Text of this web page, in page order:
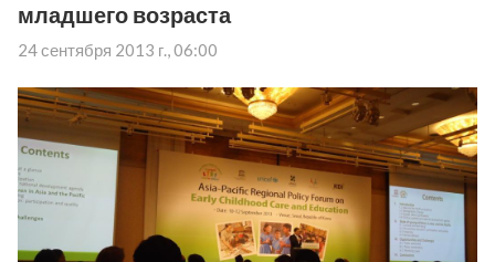
младшего возраста
24 сентября 2013 г., 06:00